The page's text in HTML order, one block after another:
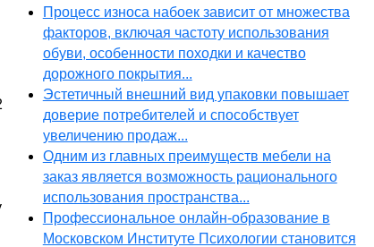
Процесс износа набоек зависит от множества
факторов, включая частоту использования
обуви, особенности походки и качество
дорожного покрытия...
Эстетичный внешний вид упаковки повышает
доверие потребителей и способствует
увеличению продаж...
Одним из главных преимуществ мебели на
заказ является возможность рационального
использования пространства...
Профессиональное онлайн-образование в
Московском Институте Психологии становится